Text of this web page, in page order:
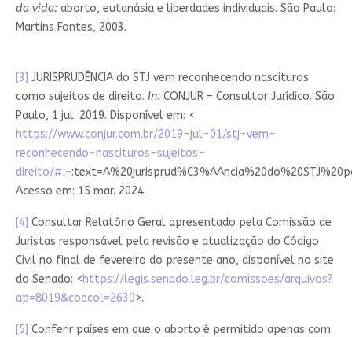
da vida:aborto, eutanásia e liberdades individuais. São Paulo:
Martins Fontes, 2003.
[3] JURISPRUDÊNCIA do STJ vem reconhecendo nascituros
como sujeitos de direito. In:CONJUR – Consultor Jurídico. São
Paulo, 1 jul. 2019. Disponível em: <
https://www.conjur.com.br/2019-jul-01/stj-vem-
reconhecendo-nascituros-sujeitos-
direito/#
Acesso em: 15 mar. 2024.
[4] Consultar Relatório Geral apresentado pela Comissão de
Juristas responsável pela revisão e atualização do Código
Civil no final de fevereiro do presente ano, disponível no site
do Senado: <https://legis.senado.leg.br/comissoes/arquivos?
ap=8019&codcol=2630>.
[5] Conferir países em que o aborto é permitido apenas com